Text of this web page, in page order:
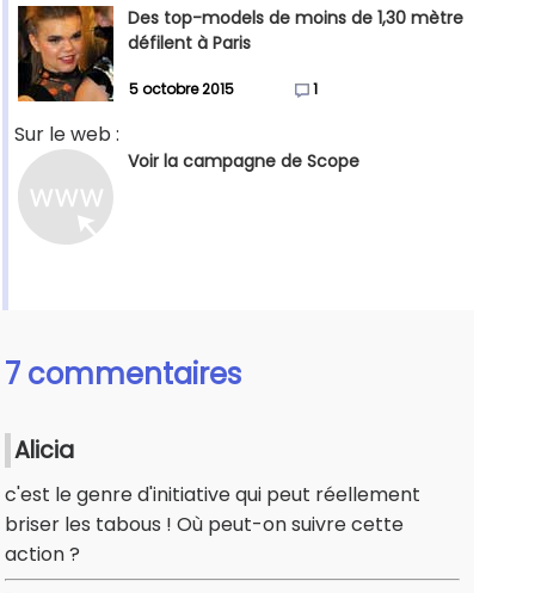
Des top-models de moins de 1,30 mètre
défilent à Paris
5 octobre 2015 1
Sur le web :
Voir la campagne de Scope
7 commentaires
Alicia
c'est le genre d'initiative qui peut réellement
briser les tabous ! Où peut-on suivre cette
action ?